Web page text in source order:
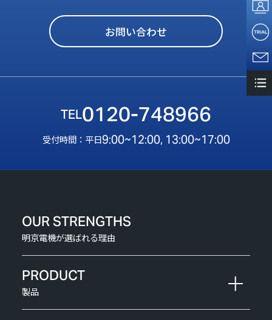
お問い合わせ
0120-748966
受付時間：平日9:00~12:00, 13:00~17:00
OUR STRENGTHS
明京電機が選ばれる理由
PRODUCT
製品